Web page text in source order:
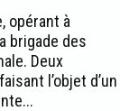
opérant à
brigade des
Deux
l’objet d’un